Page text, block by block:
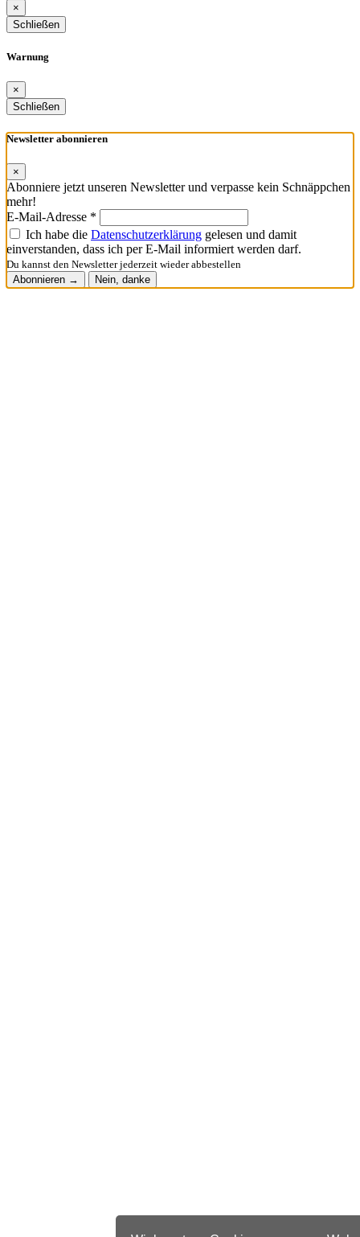
×
Schließen
Warnung
×
Schließen
Newsletter abonnieren
×
Abonniere jetzt unseren Newsletter und verpasse kein Schnäppchen
mehr!
E-Mail-Adresse *
Ich habe die Datenschutzerklärung gelesen und damit
einverstanden, dass ich per E-Mail informiert werden darf.
Du kannst den Newsletter jederzeit wieder abbestellen
Abonnieren →
Nein, danke